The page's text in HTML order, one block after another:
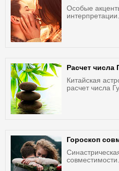
Особые
интерпретации.
Расчет числа
Китайская
расчет числа
Гороскоп
совместимости.